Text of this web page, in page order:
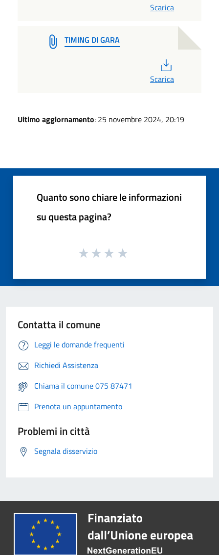
Scarica
TIMING DI GARA
Scarica
Ultimo aggiornamento: 25 novembre 2024, 20:19
Quanto sono chiare le informazioni
su questa pagina?
Contatta il comune
Leggi le domande frequenti
Richiedi Assistenza
Chiama il comune 075 87471
Prenota un appuntamento
Problemi in città
Segnala disservizio